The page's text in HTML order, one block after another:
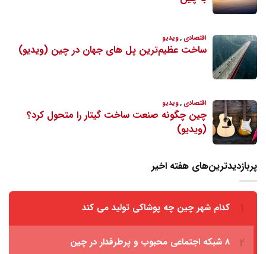
پربازدیدترین‌های هفته اخیر